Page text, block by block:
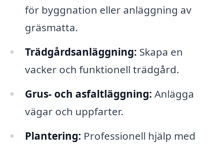
för byggnation eller anläggning av
gräsmatta.
Trädgårdsanläggning: Skapa en
vacker och funktionell trädgård.
Grus- och asfaltläggning: Anlägga
vägar och uppfarter.
Plantering: Professionell hjälp med